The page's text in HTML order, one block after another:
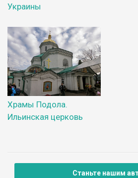
Украины
Храмы Подола.
Ильинская церковь
Станьте нашим